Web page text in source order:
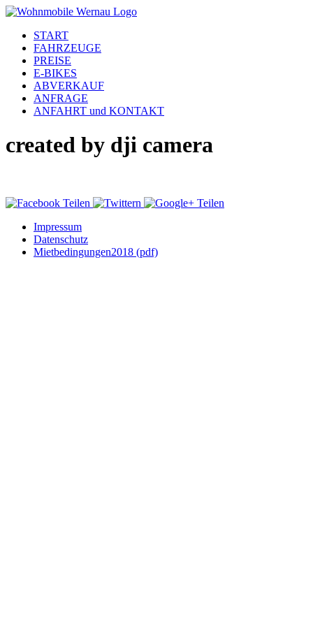
START
FAHRZEUGE
PREISE
E-BIKES
ABVERKAUF
ANFRAGE
ANFAHRT und KONTAKT
created by dji camera
Impressum
Datenschutz
Mietbedingungen2018 (pdf)